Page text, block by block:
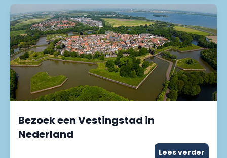
Bezoek een Vestingstad in
Nederland
Lees verder